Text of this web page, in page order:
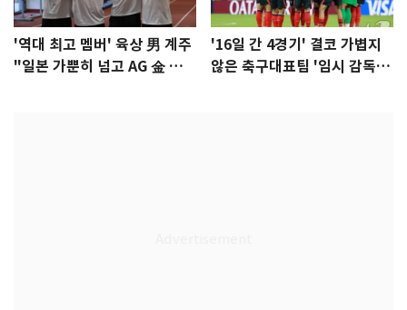
'역대 최고 멤버' 육상 男 계주
"일본 가뿐히 넘고 AG 金 따겠
'16일 간 4경기' 결코 가볍지
않은 축구대표팀 '임시 감독'